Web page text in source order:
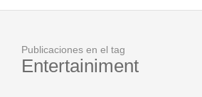
Publicaciones en el tag
Entertainiment